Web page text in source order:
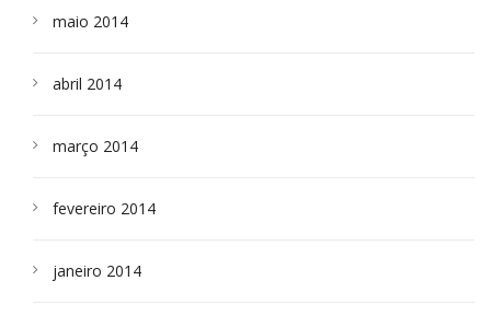
maio 2014
abril 2014
março 2014
fevereiro 2014
janeiro 2014